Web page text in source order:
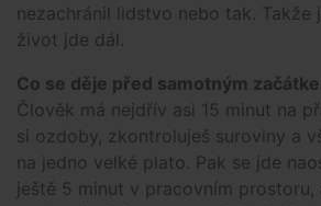
nezachránil lidstvo nebo tak. Takže
život jde dál.
Co se děje před samotným
Člověk má nejdřív asi 15 minut na
si ozdoby, zkontroluješ suroviny a
na jedno velké plato. Pak se jde
ještě 5 minut v pracovním prostoru,